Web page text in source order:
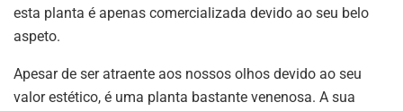
esta planta é apenas comercializada devido ao seu belo
aspeto.
Apesar de ser atraente aos nossos olhos devido ao seu
valor estético, é uma planta bastante venenosa. A sua